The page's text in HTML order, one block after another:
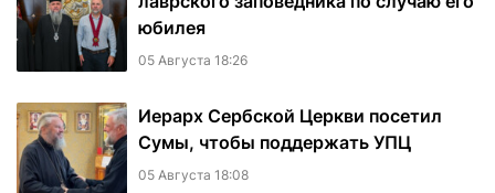
юбилея
05 Августа 18:26
Иерарх Сербской Церкви посетил
Сумы, чтобы поддержать УПЦ
05 Августа 18:08